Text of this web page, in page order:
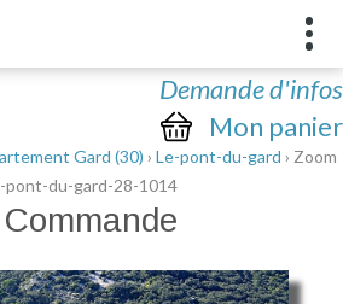
Demande d'infos
Mon panier
Gard (30) › Le-pont-du-gard › Zoom
pont-du-gard-28-1014
Commande